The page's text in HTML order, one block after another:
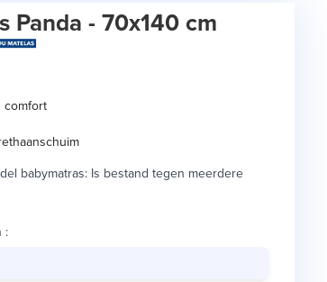
Panda - 70x140 cm
comfort
babymatras: Is bestand tegen meerdere
: